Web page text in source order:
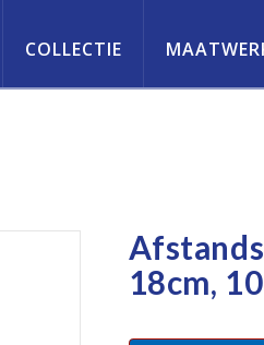
COLLECTIE
18cm,